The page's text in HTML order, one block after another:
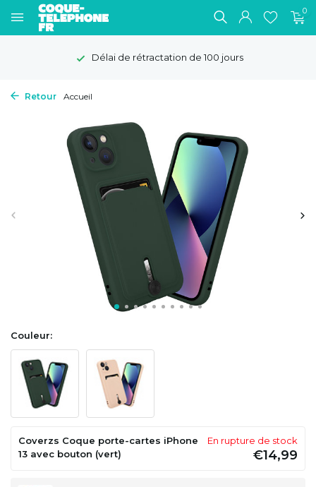
0
Délai de rétractation de 100 jours
Retour Accueil
Couleur:
Coverzs Coque porte-cartes iPhone
13 avec bouton (vert)
En rupture de stock
€14,99